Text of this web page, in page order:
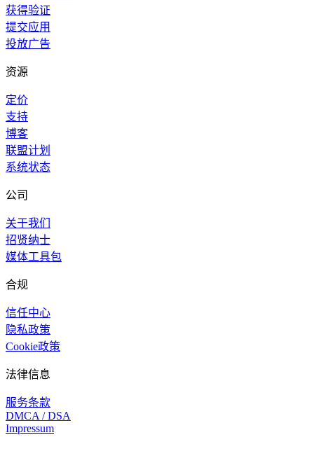
获得验证
提交应用
投放广告
资源
定价
支持
博客
联盟计划
系统状态
公司
关于我们
招贤纳士
媒体工具包
合规
信任中心
隐私政策
Cookie政策
法律信息
服务条款
DMCA / DSA
Impressum